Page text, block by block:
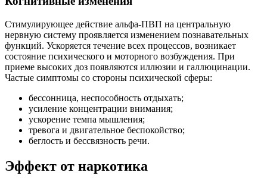
Стимулирующее действие альфа-ПВП на центральную
нервную систему проявляется изменением познавательных
функций. Ускоряется течение всех процессов, возникает
состояние психического и моторного возбуждения. При
приеме высоких доз появляются иллюзии и галлюцинации.
Частые симптомы со стороны психической сферы:
бессонница, неспособность отдыхать;
усиление концентрации внимания;
ускорение темпа мышления;
тревога и двигательное беспокойство;
беглость и бессвязность речи.
Эффект от наркотика